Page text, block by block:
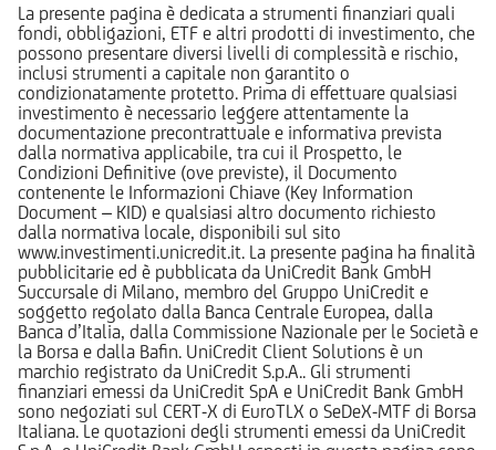
La presente pagina è dedicata a strumenti finanziari quali
fondi, obbligazioni, ETF e altri prodotti di investimento, che
possono presentare diversi livelli di complessità e rischio,
inclusi strumenti a capitale non garantito o
condizionatamente protetto. Prima di effettuare qualsiasi
investimento è necessario leggere attentamente la
documentazione precontrattuale e informativa prevista
dalla normativa applicabile, tra cui il Prospetto, le
Condizioni Definitive (ove previste), il Documento
contenente le Informazioni Chiave (Key Information
Document – KID) e qualsiasi altro documento richiesto
dalla normativa locale, disponibili sul sito
www.investimenti.unicredit.it. La presente pagina ha finalità
pubblicitarie ed è pubblicata da UniCredit Bank GmbH
Succursale di Milano, membro del Gruppo UniCredit e
soggetto regolato dalla Banca Centrale Europea, dalla
Banca d’Italia, dalla Commissione Nazionale per le Società e
la Borsa e dalla Bafin. UniCredit Client Solutions è un
marchio registrato da UniCredit S.p.A.. Gli strumenti
finanziari emessi da UniCredit SpA e UniCredit Bank GmbH
sono negoziati sul CERT-X di EuroTLX o SeDeX-MTF di Borsa
Italiana. Le quotazioni degli strumenti emessi da UniCredit